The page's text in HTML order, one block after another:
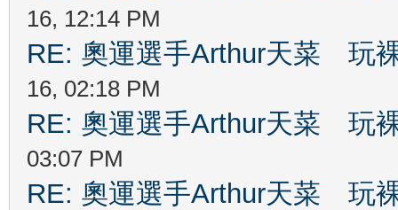
16, 12:14 PM
RE: 奧運選手Arthur天菜 玩
16, 02:18 PM
RE: 奧運選手Arthur天菜 玩
03:07 PM
RE: 奧運選手Arthur天菜 玩